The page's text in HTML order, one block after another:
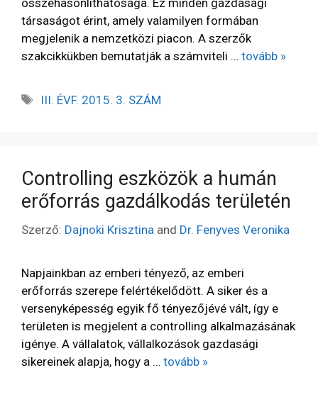
összehasonlíthatósága. Ez minden gazdasági
társaságot érint, amely valamilyen formában
megjelenik a nemzetközi piacon. A szerzők
szakcikkükben bemutatják a számviteli … tovább »
III. ÉVF. 2015. 3. SZÁM
Controlling eszközök a humán
erőforrás gazdálkodás területén
Szerző: Dajnoki Krisztina and Dr. Fenyves Veronika
Napjainkban az emberi tényező, az emberi
erőforrás szerepe felértékelődött. A siker és a
versenyképesség egyik fő tényezőjévé vált, így e
területen is megjelent a controlling alkalmazásának
igénye. A vállalatok, vállalkozások gazdasági
sikereinek alapja, hogy a … tovább »